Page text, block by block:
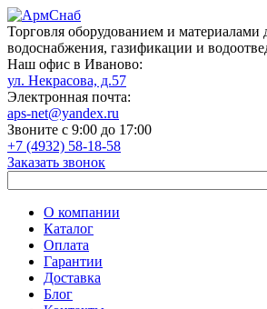
Торговля оборудованием и материалами
водоснабжения, газификации и
Наш офис в Иваново:
ул. Некрасова, д.57
Электронная почта:
aps-net@yandex.ru
Звоните с 9:00 до 17:00
+7 (4932) 58-18-58
Заказать звонок
О компании
Каталог
Оплата
Гарантии
Доставка
Блог